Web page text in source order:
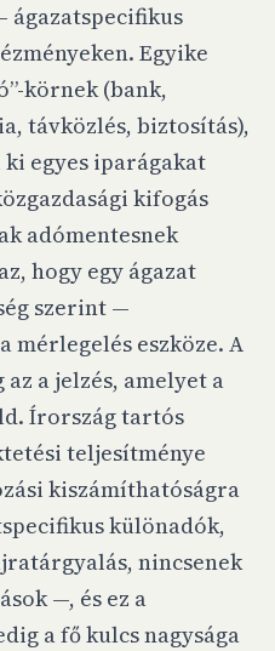
ágazatspecifikus
Egyike
körnek (bank,
távközlés, biztosítás),
egyes iparágakat
kifogás
adómentesnek
hogy egy ágazat
szerint —
mérlegelés eszköze. A
a jelzés, amelyet a
Írország tartós
teljesítménye
kiszámíthatóságra
különadók,
nincsenek
—, és ez a
a fő kulcs nagysága